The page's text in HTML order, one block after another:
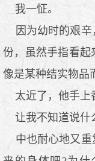
我一怔。
因为幼时的艰辛
份，虽然手指看起
像是某种结实物品
太近了，他手上
让我不知道说什
中也耐心地又重